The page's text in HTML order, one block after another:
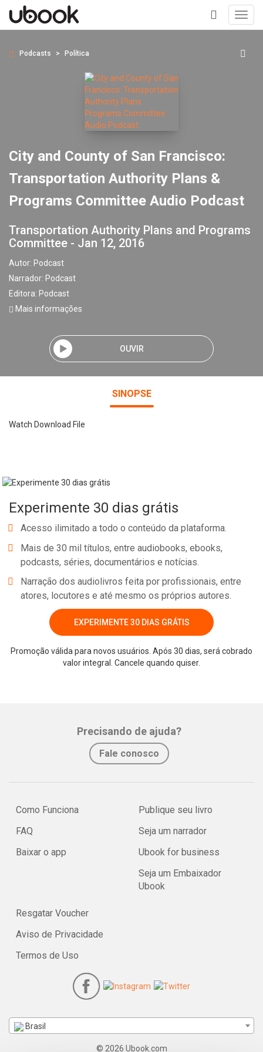
+
Podcasts Política
City and County of San Francisco:
Transportation Authority Plans &
Programs Committee Audio Podcast
Transportation Authority Plans and Programs
Committee - Jan 12, 2016
Autor: Podcast
Narrador: Podcast
Editora: Podcast
Mais informações
OUVIR
SINOPSE
Watch Download File
Experimente 30 dias grátis
Acesso ilimitado a todo o conteúdo da plataforma.
Mais de 30 mil títulos, entre audiobooks, ebooks,
podcasts, séries, documentários e notícias.
Narração dos audiolivros feita por profissionais, entre
atores, locutores e até mesmo os próprios autores.
EXPERIMENTE 30 DIAS GRÁTIS
Promoção válida para novos usuários. Após 30 dias, será cobrado
valor integral. Cancele quando quiser.
Precisando de ajuda?
Fale conosco
Como Funciona
FAQ
Baixar o app
Publique seu livro
Seja um narrador
Ubook for business
Seja um Embaixador
Ubook
Resgatar Voucher
Aviso de Privacidade
Termos de Uso
Brasil
© 2026 Ubook.com
Whatsapp Facebook Twitter